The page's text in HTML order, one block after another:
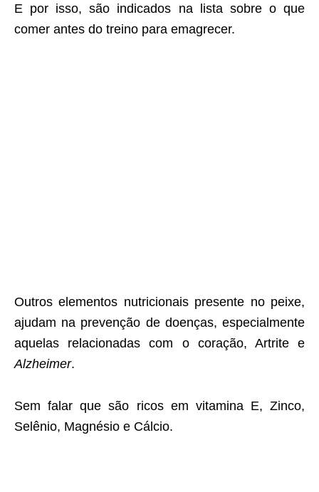
E por isso, são indicados na lista sobre o que
comer antes do treino para emagrecer.
Outros elementos nutricionais presente no peixe,
ajudam na prevenção de doenças, especialmente
aquelas relacionadas com o coração, Artrite e
Alzheimer.
Sem falar que são ricos em vitamina E, Zinco,
Selênio, Magnésio e Cálcio.